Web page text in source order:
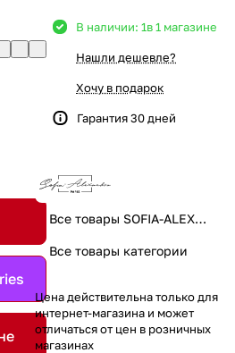
В наличии: 1в 1 магазине
Нашли дешевле?
Хочу в подарок
Гарантия 30 дней
Все товары SOFIA-ALEXANDRA
Все товары категории
Цена действительна только для
интернет-магазина и может
отличаться от цен в розничных
магазинах